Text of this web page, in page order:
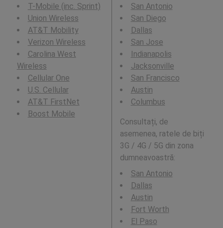
T-Mobile (inc. Sprint)
Union Wireless
AT&T Mobility
Verizon Wireless
Carolina West
Wireless
Cellular One
U.S. Cellular
AT&T FirstNet
Boost Mobile
San Antonio
San Diego
Dallas
San Jose
Indianapolis
Jacksonville
San Francisco
Austin
Columbus
Consultați, de
asemenea, ratele de biți
3G / 4G / 5G din zona
dumneavoastră:
San Antonio
Dallas
Austin
Fort Worth
El Paso